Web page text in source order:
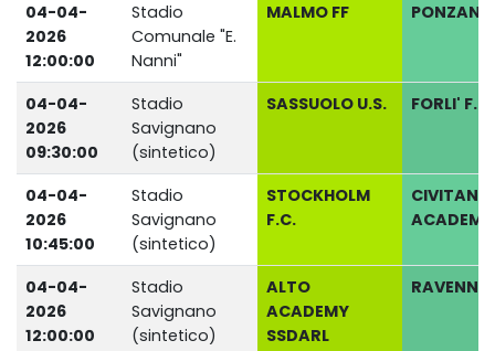
04-04-
2026
12:00:00
Stadio
Comunale "E.
Nanni"
MALMO FF
04-04-
2026
09:30:00
Stadio
Savignano
(sintetico)
SASSUOLO U.S. FORLI' F.C.
04-04-
2026
10:45:00
Stadio
Savignano
(sintetico)
STOCKHOLM
F.C.
ACADEMY
04-04-
2026
12:00:00
Stadio
Savignano
(sintetico)
ALTO
ACADEMY
SSDARL
RAVENNA